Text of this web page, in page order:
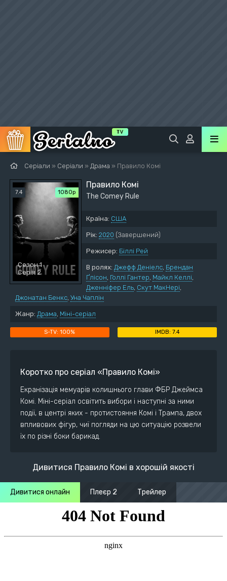
Серіали » Серіали » Драма » Правило Комі
7.4 1080p
Сезон 1
Серія 2
Правило Комі
The Comey Rule
Країна: США
Рік: 2020 (Завершений)
Режисер: Біллі Рей
В ролях: Джефф Деніелс, Брендан
Ґлісон, Голлі Гантер, Майкл Келлі,
Дженніфер Ель, Скут МакНері,
Джонатан Бенкс, Уна Чаплін
Жанр: Драма, Міні-серіал
100% 7.4
Коротко про серіал «Правило Комі»
Екранізація мемуарів колишнього глави ФБР Джеймса
Комі. Міні-серіал освітить вибори і наступні за ними
події, в центрі яких - протистояння Комі і Трампа, двох
впливових фігур, чиї погляди на цю ситуацію розвели
їх по різні боки барикад.
Дивитися Правило Комі в хорошій якості
Дивитися онлайн Плеєр 2 Трейлер